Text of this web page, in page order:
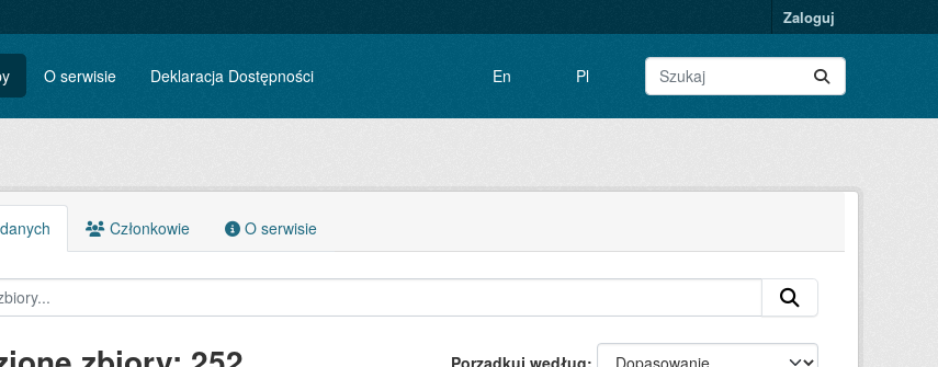
Zaloguj
O serwisie Deklaracja Dostępności En Pl
Członkowie O serwisie
Porządkuj według